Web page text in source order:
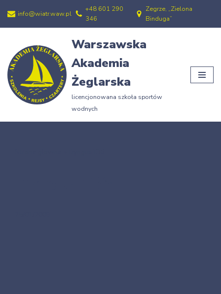
Przejdź
treści
info@wiatr.waw.pl
+48 601 290
346
Zegrze, „Zielona
Binduga”
Warszawska
Akademia
Żeglarska
licencjonowana szkoła sportów
wodnych